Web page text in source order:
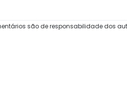
são de responsabilidade dos